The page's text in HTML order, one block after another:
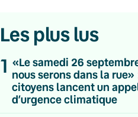
Les plus lus
1 «Le samedi 26
nous serons dans la rue»
citoyens lancent un
d’urgence climatique